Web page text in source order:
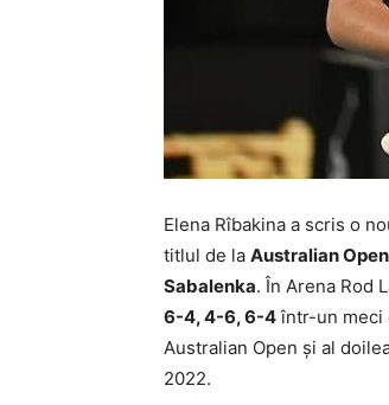
Elena Rîbakina a scris o
titlul de la Australian
Sabalenka. În Arena Rod
6-4, 4-6, 6-4într-un meci
Australian Open și al
2022.